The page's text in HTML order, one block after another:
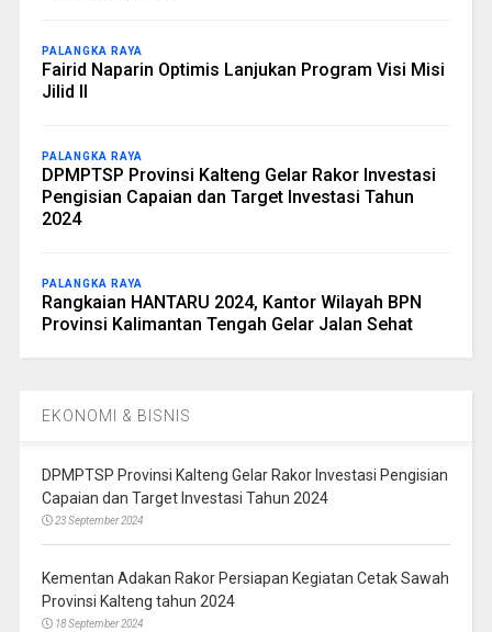
PALANGKA RAYA
Fairid Naparin Optimis Lanjukan Program Visi Misi
Jilid II
PALANGKA RAYA
DPMPTSP Provinsi Kalteng Gelar Rakor Investasi
Pengisian Capaian dan Target Investasi Tahun
2024
PALANGKA RAYA
Rangkaian HANTARU 2024, Kantor Wilayah BPN
Provinsi Kalimantan Tengah Gelar Jalan Sehat
EKONOMI & BISNIS
DPMPTSP Provinsi Kalteng Gelar Rakor Investasi Pengisian
Capaian dan Target Investasi Tahun 2024
23 September 2024
Kementan Adakan Rakor Persiapan Kegiatan Cetak Sawah
Provinsi Kalteng tahun 2024
18 September 2024